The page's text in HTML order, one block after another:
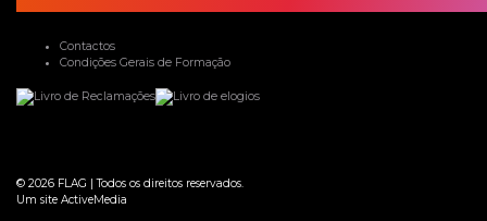
Contactos
Condições Gerais de Formação
© 2026 FLAG |Todos os direitos reservados.
Um site ActiveMedia